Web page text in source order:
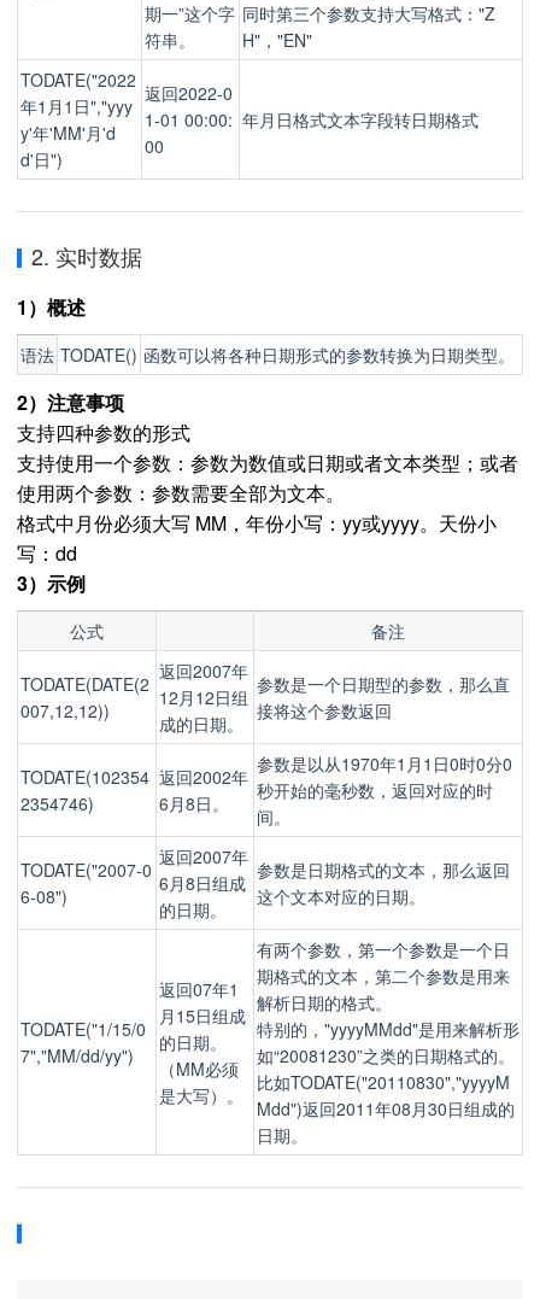
期一”这个字
符串。
同时第三个参数支持大写格式："Z
H"，"EN"
TODATE("2022
年1月1日","yyy
y'年'MM'月'd
d'日")
返回2022-0
1-01 00:00:
00
年月日格式文本字段转日期格式
2. 实时数据
1）概述
语法 TODATE() 函数可以将各种日期形式的参数转换为日期类型。
2）注意事项
支持四种参数的形式
支持使用一个参数：参数为数值或日期或者文本类型；或者
使用两个参数：参数需要全部为文本。
格式中月份必须大写 MM，年份小写：yy或yyyy。天份小
写：dd
3）示例
公式 备注
TODATE(DATE(2
007,12,12))
返回2007年
12月12日组
成的日期。
参数是一个日期型的参数，那么直
接将这个参数返回
TODATE(102354
2354746)
返回2002年
6月8日。
参数是以从1970年1月1日0时0分0
秒开始的毫秒数，返回对应的时
间。
TODATE("2007-0
6-08")
返回2007年
6月8日组成
的日期。
参数是日期格式的文本，那么返回
这个文本对应的日期。
TODATE("1/15/0
7","MM/dd/yy")
返回07年1
月15日组成
的日期。
（MM必须
是大写）。
有两个参数，第一个参数是一个日
期格式的文本，第二个参数是用来
解析日期的格式。
特别的，"yyyyMMdd"是用来解析形
如“20081230”之类的日期格式的。
比如TODATE("20110830","yyyyM
Mdd")返回2011年08月30日组成的
日期。